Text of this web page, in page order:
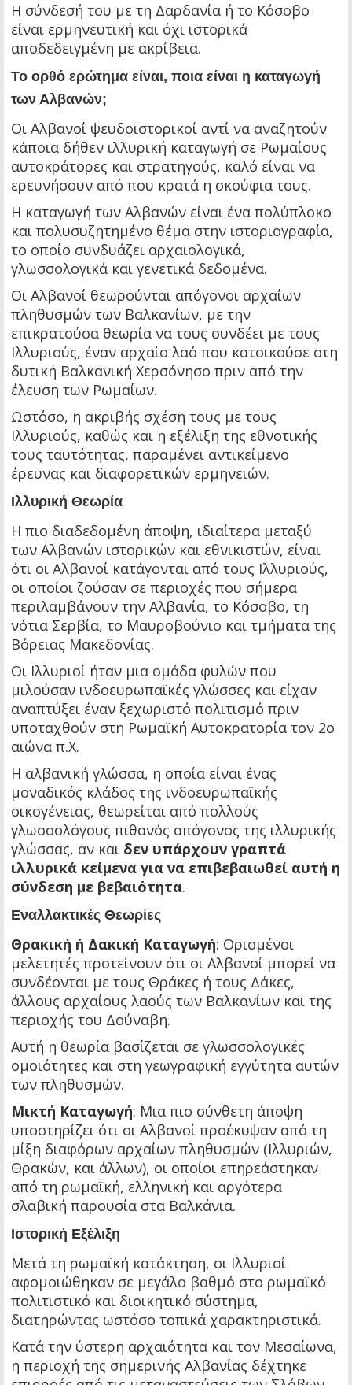
Η σύνδεσή του με τη Δαρδανία ή το Κόσοβο
είναι ερμηνευτική και όχι ιστορικά
αποδεδειγμένη με ακρίβεια.
Το ορθό ερώτημα είναι, ποια είναι η καταγωγή
των Αλβανών;
Οι Αλβανοί ψευδοϊστορικοί αντί να αναζητούν
κάποια δήθεν ιλλυρική καταγωγή σε Ρωμαίους
αυτοκράτορες και στρατηγούς, καλό είναι να
ερευνήσουν από που κρατά η σκούφια τους.
Η καταγωγή των Αλβανών είναι ένα πολύπλοκο
και πολυσυζητημένο θέμα στην ιστοριογραφία,
το οποίο συνδυάζει αρχαιολογικά,
γλωσσολογικά και γενετικά δεδομένα.
Οι Αλβανοί θεωρούνται απόγονοι αρχαίων
πληθυσμών των Βαλκανίων, με την
επικρατούσα θεωρία να τους συνδέει με τους
Ιλλυριούς, έναν αρχαίο λαό που κατοικούσε στη
δυτική Βαλκανική Χερσόνησο πριν από την
έλευση των Ρωμαίων.
Ωστόσο, η ακριβής σχέση τους με τους
Ιλλυριούς, καθώς και η εξέλιξη της εθνοτικής
τους ταυτότητας, παραμένει αντικείμενο
έρευνας και διαφορετικών ερμηνειών.
Ιλλυρική Θεωρία
Η πιο διαδεδομένη άποψη, ιδιαίτερα μεταξύ
των Αλβανών ιστορικών και εθνικιστών, είναι
ότι οι Αλβανοί κατάγονται από τους Ιλλυριούς,
οι οποίοι ζούσαν σε περιοχές που σήμερα
περιλαμβάνουν την Αλβανία, το Κόσοβο, τη
νότια Σερβία, το Μαυροβούνιο και τμήματα της
Βόρειας Μακεδονίας.
Οι Ιλλυριοί ήταν μια ομάδα φυλών που
μιλούσαν ινδοευρωπαϊκές γλώσσες και είχαν
αναπτύξει έναν ξεχωριστό πολιτισμό πριν
υποταχθούν στη Ρωμαϊκή Αυτοκρατορία τον 2ο
αιώνα π.Χ.
Η αλβανική γλώσσα, η οποία είναι ένας
μοναδικός κλάδος της ινδοευρωπαϊκής
οικογένειας, θεωρείται από πολλούς
γλωσσολόγους πιθανός απόγονος της ιλλυρικής
γλώσσας, αν και δεν υπάρχουν γραπτά
ιλλυρικά κείμενα για να επιβεβαιωθεί αυτή η
σύνδεση με βεβαιότητα.
Εναλλακτικές Θεωρίες
Θρακική ή Δακική Καταγωγή: Ορισμένοι
μελετητές προτείνουν ότι οι Αλβανοί μπορεί να
συνδέονται με τους Θράκες ή τους Δάκες,
άλλους αρχαίους λαούς των Βαλκανίων και της
περιοχής του Δούναβη.
Αυτή η θεωρία βασίζεται σε γλωσσολογικές
ομοιότητες και στη γεωγραφική εγγύτητα αυτών
των πληθυσμών.
Μικτή Καταγωγή: Μια πιο σύνθετη άποψη
υποστηρίζει ότι οι Αλβανοί προέκυψαν από τη
μίξη διαφόρων αρχαίων πληθυσμών (Ιλλυριών,
Θρακών, και άλλων), οι οποίοι επηρεάστηκαν
από τη ρωμαϊκή, ελληνική και αργότερα
σλαβική παρουσία στα Βαλκάνια.
Ιστορική Εξέλιξη
Μετά τη ρωμαϊκή κατάκτηση, οι Ιλλυριοί
αφομοιώθηκαν σε μεγάλο βαθμό στο ρωμαϊκό
πολιτιστικό και διοικητικό σύστημα,
διατηρώντας ωστόσο τοπικά χαρακτηριστικά.
Κατά την ύστερη αρχαιότητα και τον Μεσαίωνα,
η περιοχή της σημερινής Αλβανίας δέχτηκε